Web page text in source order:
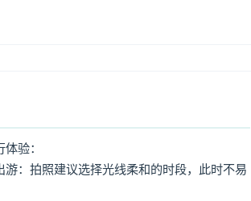
验：
：拍照建议选择光线柔和的时段，此时不易